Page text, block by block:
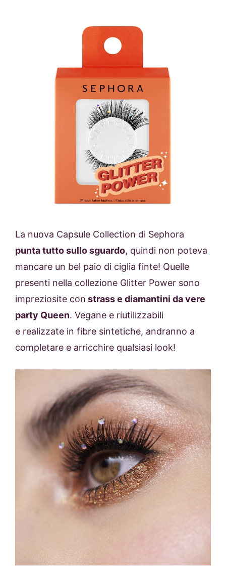
La nuova Capsule Collection di Sephora
punta tutto sullo sguardo, quindi non poteva
mancare un bel paio di ciglia finte! Quelle
presenti nella collezione Glitter Power sono
impreziosite con strass e diamantini da vere
party Queen. Vegane e riutilizzabili
e realizzate in fibre sintetiche, andranno a
completare e arricchire qualsiasi look!